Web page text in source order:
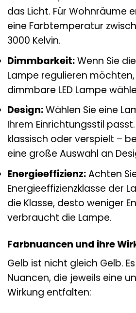
das Licht. Für Wohnräume
eine Farbtemperatur
3000 Kelvin.
Dimmbarkeit:Wenn Sie
Lampe regulieren
dimmbare LED Lampe
Design:Wählen Sie eine
Ihrem Einrichtungsstil
klassisch oder verspielt –
eine große Auswahl an
Energieeffizienz:Achten
Energieeffizienzklasse der
die Klasse, desto weniger
verbraucht die Lampe.
Farbnuancen und ihre
Gelb ist nicht gleich Gelb.
Nuancen, die jeweils eine
Wirkung entfalten: